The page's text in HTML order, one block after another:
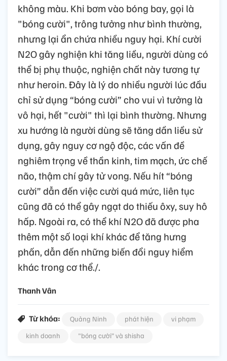
không màu. Khi bơm vào bóng bay, gọi là
"bóng cười", trông tưởng như bình thường,
nhưng lại ẩn chứa nhiều nguy hại. Khí cười
N2O gây nghiện khi tăng liều, người dùng có
thể bị phụ thuộc, nghiện chất này tương tự
như heroin. Đây là lý do nhiều người lúc đầu
chỉ sử dụng “bóng cười” cho vui vì tưởng là
vô hại, hết "cười" thì lại bình thường. Nhưng
xu hướng là người dùng sẽ tăng dần liều sử
dụng, gây nguy cơ ngộ độc, các vấn đề
nghiêm trọng về thần kinh, tim mạch, ức chế
não, thậm chí gây tử vong. Nếu hít “bóng
cười” dẫn đến việc cười quá mức, liên tục
cũng đã có thể gây ngạt do thiếu ôxy, suy hô
hấp. Ngoài ra, có thể khí N2O đã được pha
thêm một số loại khí khác để tăng hưng
phấn, dẫn đến những biến đổi nguy hiểm
khác trong cơ thể./.
Thanh Vân
Từ khóa: Quảng Ninh phát hiện
vi phạm
kinh doanh
"bóng cười” và shisha